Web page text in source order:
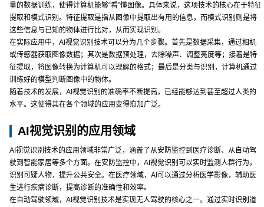
量的数据训练，使得计算机能够“看”懂图像。具体来说，这项技术的核心在于特征
提取和模式识别。特征提取是指从图像中提取出有用的信息，而模式识别则是将
这些信息与已知的物体进行比对，从而实现识别。
在实际应用中，AI视觉识别技术可以分为几个步骤。首先是数据采集，通过相机
或传感器获取图像数据；其次是数据预处理，去除噪声、调整亮度等；接着是特
征提取，将图像转换为计算机可以理解的格式；最后是分类与识别，计算机通过
训练好的模型判断图像中的物体。
随着技术的发展，AI视觉识别的准确率不断提高，已经能够达到甚至超过人类的
水平。这使得其在各个领域的应用变得愈加广泛。
AI视觉识别的应用领域
AI视觉识别技术的应用领域非常广泛，涵盖了从安防监控到医疗诊断、从自动驾
驶到智能家居等多个方面。在安防监控中，AI视觉识别可以实时监测人群行为，
识别可疑人物，提升公共安全。在医疗领域，AI可以通过分析医学影像，辅助医
生进行疾病诊断，提高诊断的准确性和效率。
在自动驾驶领域，AI视觉识别技术是实现无人驾驶的核心之一。通过实时识别道